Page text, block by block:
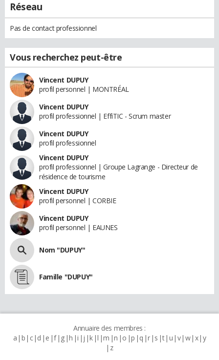
Réseau
Pas de contact professionnel
Vous recherchez peut-être
Vincent DUPUY
profil personnel | MONTRÉAL
Vincent DUPUY
profil professionnel | EffiTIC - Scrum master
Vincent DUPUY
profil professionnel
Vincent DUPUY
profil professionnel | Groupe Lagrange - Directeur de
résidence de tourisme
Vincent DUPUY
profil personnel | CORBIE
Vincent DUPUY
profil personnel | EAUNES
Nom "DUPUY"
Famille "DUPUY"
Annuaire des membres :
a b c d e f g h i j k l m n o p q r s t u v w x y
z